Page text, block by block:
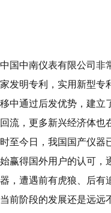
中国中南仪表有限公司非
家发明专利，实用新型专
移中通过后发优势，建立
回流，更多新兴经济体也
时至今日，我国国产仪器
始赢得国外用户的认可，
器，遭遇前有虎狼、后有
当前阶段的发展还是远远